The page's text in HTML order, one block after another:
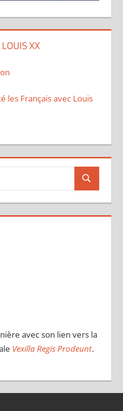
XX
les Français avec Louis
avec son lien vers la
Vexilla Regis Prodeunt.